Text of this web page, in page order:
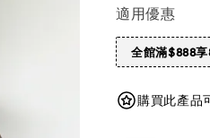
適用優惠
全館滿$888
購買此產品